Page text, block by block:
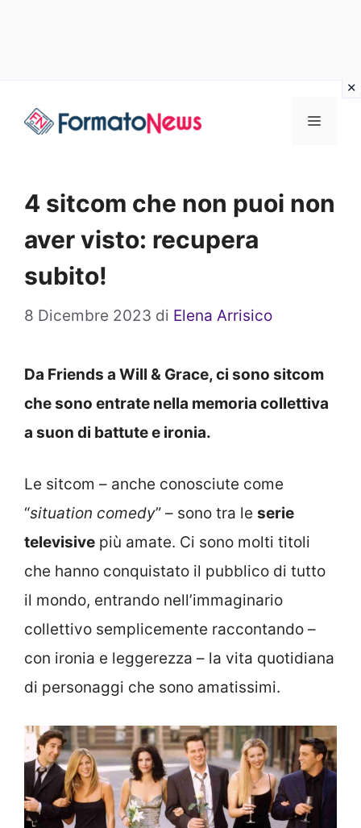
Menu
4 sitcom che non puoi non
aver visto: recupera
subito!
8 Dicembre 2023 di Elena Arrisico
Da Friends a Will & Grace, ci sono sitcom
che sono entrate nella memoria collettiva
a suon di battute e ironia.
Le sitcom – anche conosciute come
“situation comedy” – sono tra le serie
televisive più amate. Ci sono molti titoli
che hanno conquistato il pubblico di tutto
il mondo, entrando nell’immaginario
collettivo semplicemente raccontando –
con ironia e leggerezza – la vita quotidiana
di personaggi che sono amatissimi.